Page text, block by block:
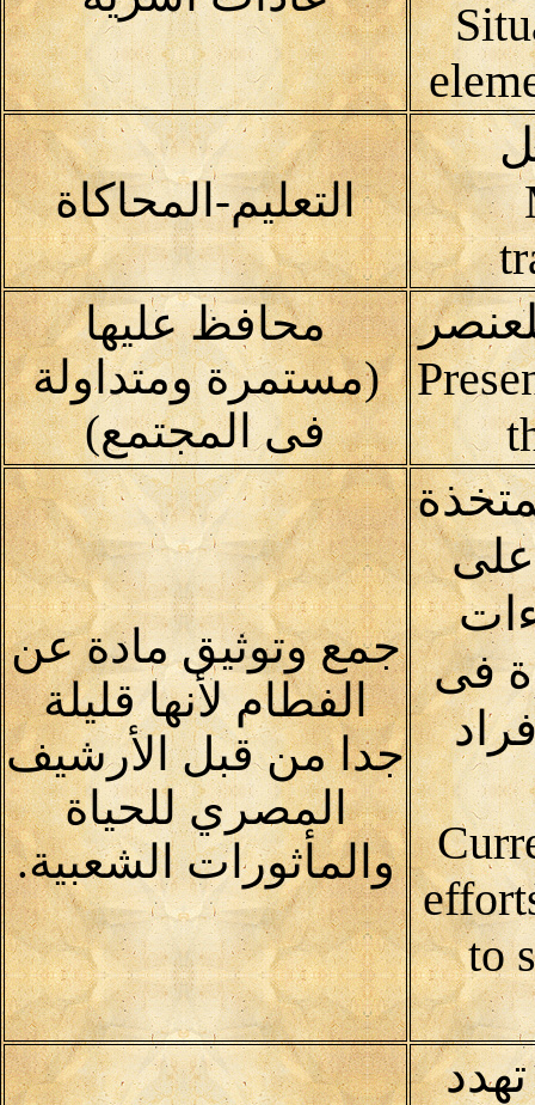
التعليم-المحاكاة
محافظ عليها
(مستمرة ومتداولة
فى المجتمع)
على
فى
to
جمع وتوثيق مادة عن
الفطام لأنها قليلة
جدا من قبل الأرشيف
المصري للحياة
والمأثورات الشعبية.